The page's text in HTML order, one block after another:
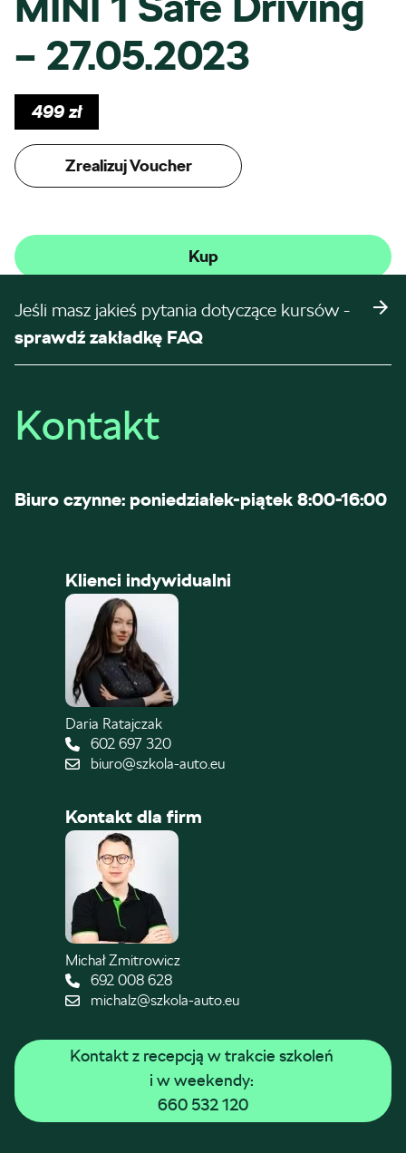
– 27.05.2023
499zł
Zrealizuj Voucher
Kup
Jeśli masz jakieś pytania dotyczące kursów -
sprawdź zakładkę FAQ
Kontakt
Biuro czynne: poniedziałek-piątek 8:00-16:00
Klienci indywidualni
Daria Ratajczak
602 697 320
biuro@szkola-auto.eu
Kontakt dla firm
Michał Zmitrowicz
692 008 628
michalz@szkola-auto.eu
Kontakt z recepcją w trakcie szkoleń
i w weekendy:
660 532 120